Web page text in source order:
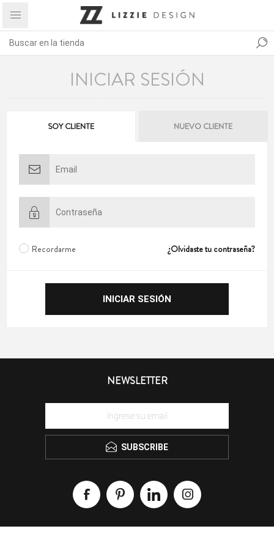
INICIAR SESIÓN
SOY CLIENTE NUEVO CLIENTE
Recordarme ¿Olvidaste tu contraseña?
NEWSLETTER
SUBSCRIBE